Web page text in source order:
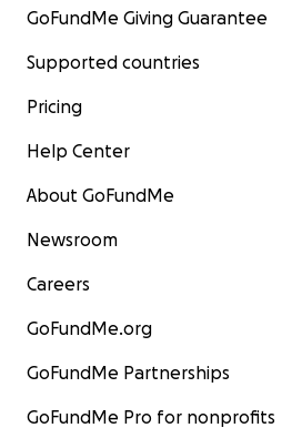
GoFundMe Giving Guarantee
Supported countries
Pricing
Help Center
About GoFundMe
Newsroom
Careers
GoFundMe.org
GoFundMe Partnerships
GoFundMe Pro for nonprofits